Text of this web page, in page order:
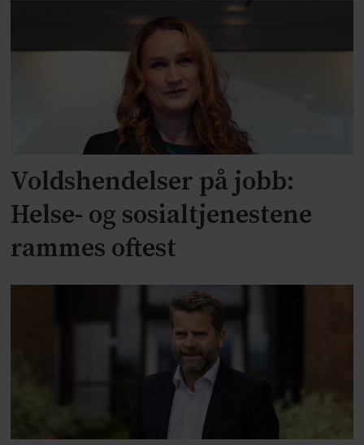
Voldshendelser på jobb:
Helse- og sosialtjenestene
rammes oftest